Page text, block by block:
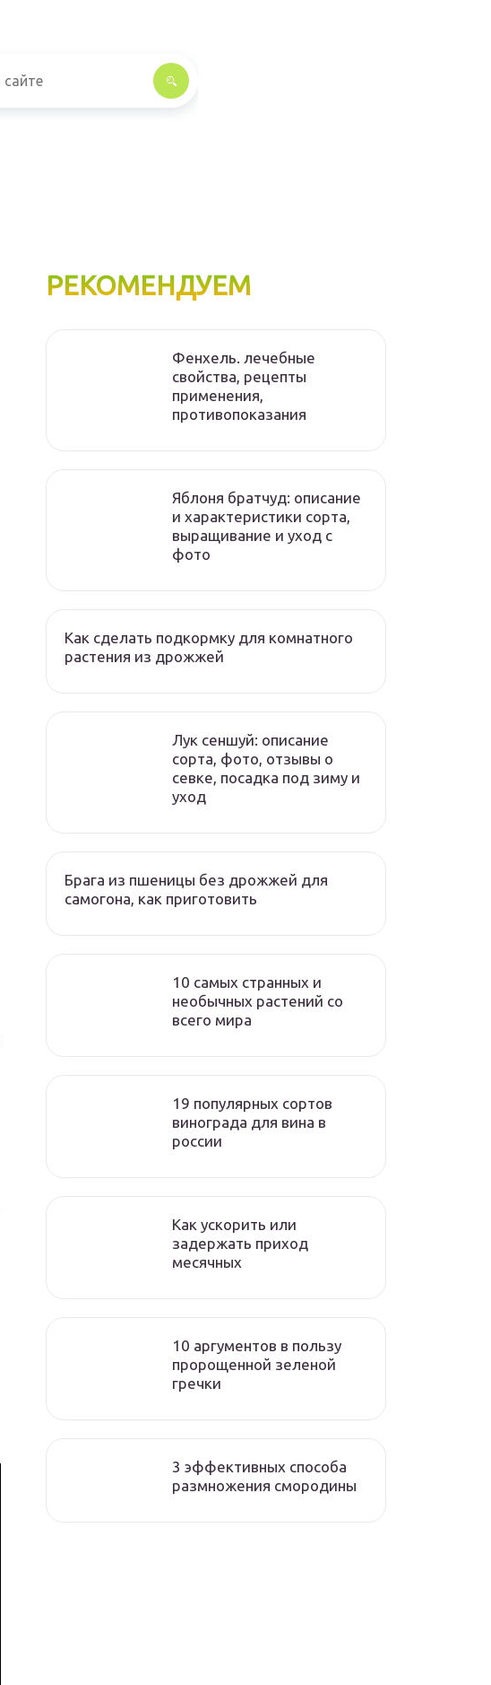
РЕКОМЕНДУЕМ
Фенхель. лечебные
свойства, рецепты
применения,
противопоказания
Яблоня братчуд: описание
и характеристики сорта,
выращивание и уход с
фото
Как сделать подкормку для комнатного
растения из дрожжей
Лук сеншуй: описание
сорта, фото, отзывы о
севке, посадка под зиму и
уход
Брага из пшеницы без дрожжей для
самогона, как приготовить
10 самых странных и
необычных растений со
всего мира
19 популярных сортов
винограда для вина в
россии
Как ускорить или
задержать приход
месячных
10 аргументов в пользу
пророщенной зеленой
гречки
3 эффективных способа
размножения смородины